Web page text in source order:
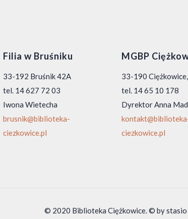
Filia w Bruśniku
33-192 Bruśnik 42A
tel. 14 627 72 03
Iwona Wietecha
brusnik@biblioteka-
ciezkowice.pl
MGBP
33-190
tel. 14 65 10 178
Dyrektor Anna
ciezkowice.pl
© 2020 Biblioteka Ciężkowice. © by stasio